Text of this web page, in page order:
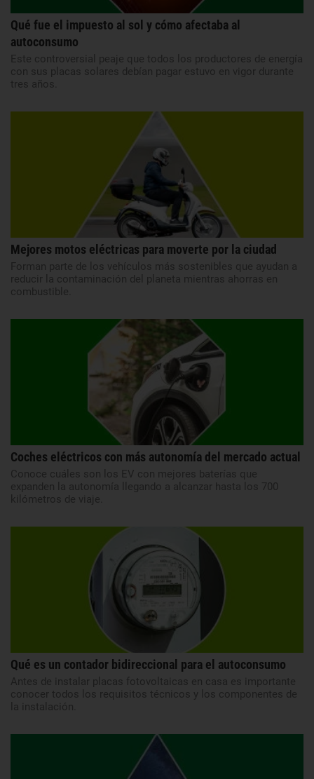
Qué fue el impuesto al sol y cómo afectaba al
autoconsumo
Este controversial peaje que todos los productores de energía
con sus placas solares debían pagar estuvo en vigor durante
tres años.
Mejores motos eléctricas para moverte por la ciudad
Forman parte de los vehículos más sostenibles que ayudan a
reducir la contaminación del planeta mientras ahorras en
combustible.
Coches eléctricos con más autonomía del mercado actual
Conoce cuáles son los EV con mejores baterías que
expanden la autonomía llegando a alcanzar hasta los 700
kilómetros de viaje.
Qué es un contador bidireccional para el autoconsumo
Antes de instalar placas fotovoltaicas en casa es importante
conocer todos los requisitos técnicos y los componentes de
la instalación.